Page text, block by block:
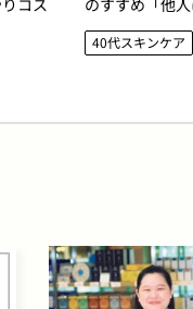
コス
のすすめ「他
いもの」
40代スキンケア